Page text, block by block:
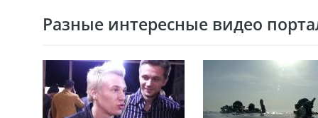
Разные интересные видео